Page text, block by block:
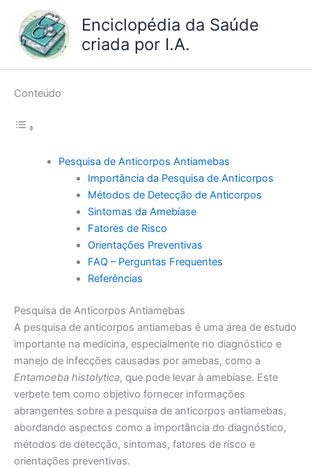
conteúdo
Enciclopédia da Saúde
criada por I.A.
Conteúdo
Pesquisa de Anticorpos Antiamebas
Importância da Pesquisa de Anticorpos
Métodos de Detecção de Anticorpos
Sintomas da Amebíase
Fatores de Risco
Orientações Preventivas
FAQ – Perguntas Frequentes
Referências
Pesquisa de Anticorpos Antiamebas
A pesquisa de anticorpos antiamebas é uma área de estudo
importante na medicina, especialmente no diagnóstico e
manejo de infecções causadas por amebas, como a
Entamoeba histolytica, que pode levar à amebíase. Este
verbete tem como objetivo fornecer informações
abrangentes sobre a pesquisa de anticorpos antiamebas,
abordando aspectos como a importância do diagnóstico,
métodos de detecção, sintomas, fatores de risco e
orientações preventivas.